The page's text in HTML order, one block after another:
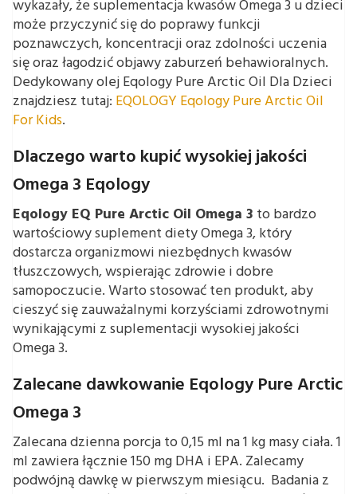
wykazały, że suplementacja kwasów Omega 3 u dzieci
może przyczynić się do poprawy funkcji
poznawczych, koncentracji oraz zdolności uczenia
się oraz łagodzić objawy zaburzeń behawioralnych.
Dedykowany olej Eqology Pure Arctic Oil Dla Dzieci
znajdziesz tutaj: EQOLOGY Eqology Pure Arctic Oil
For Kids.
Dlaczego warto kupić wysokiej jakości
Omega 3 Eqology
Eqology EQ Pure Arctic Oil Omega 3 to bardzo
wartościowy suplement diety Omega 3, który
dostarcza organizmowi niezbędnych kwasów
tłuszczowych, wspierając zdrowie i dobre
samopoczucie. Warto stosować ten produkt, aby
cieszyć się zauważalnymi korzyściami zdrowotnymi
wynikającymi z suplementacji wysokiej jakości
Omega 3.
Zalecane dawkowanie Eqology Pure Arctic
Omega 3
Zalecana dzienna porcja to 0,15 ml na 1 kg masy ciała. 1
ml zawiera łącznie 150 mg DHA i EPA. Zalecamy
podwójną dawkę w pierwszym miesiącu. Badania z